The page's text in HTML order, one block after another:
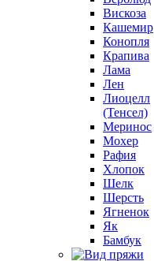
Вискоза
Кашемир
Конопля
Крапива
Лама
Лен
Лиоцелл
(Тенсел)
Меринос
Мохер
Рафия
Хлопок
Шелк
Шерсть
Ягненок
Як
Бамбук